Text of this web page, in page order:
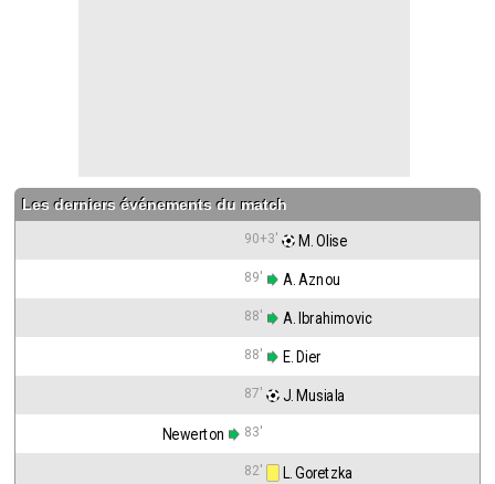
Les derniers événements du match
90+3' M. Olise
89' A. Aznou
88' A. Ibrahimovic
88' E. Dier
87' J. Musiala
Newerton 83'
82' L. Goretzka